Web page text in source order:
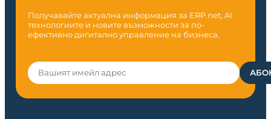
Получавайте актуална информация за ERP.net, AI
технологиите и новите възможности за по-
ефективно дигитално управление на бизнеса.